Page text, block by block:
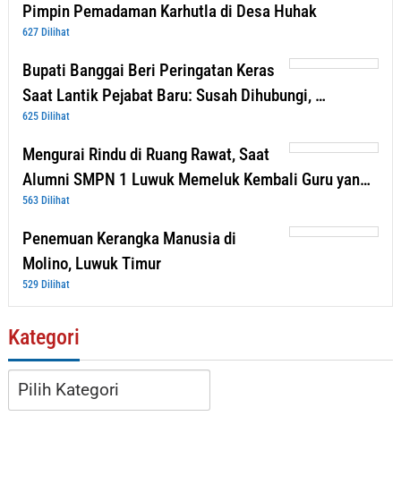
Pimpin Pemadaman Karhutla di Desa Huhak
627 Dilihat
Bupati Banggai Beri Peringatan Keras
Saat Lantik Pejabat Baru: Susah Dihubungi, …
625 Dilihat
Mengurai Rindu di Ruang Rawat, Saat
Alumni SMPN 1 Luwuk Memeluk Kembali Guru yan…
563 Dilihat
Penemuan Kerangka Manusia di
Molino, Luwuk Timur
529 Dilihat
Kategori
Kategori